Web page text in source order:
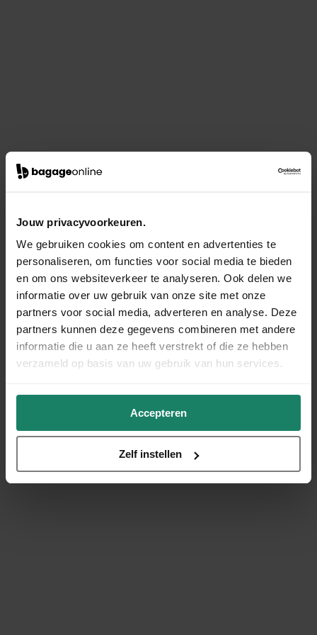
Jouw privacyvoorkeuren.
We gebruiken cookies om content en advertenties te
personaliseren, om functies voor social media te bieden
en om ons websiteverkeer te analyseren. Ook delen we
informatie over uw gebruik van onze site met onze
partners voor social media, adverteren en analyse. Deze
partners kunnen deze gegevens combineren met andere
informatie die u aan ze heeft verstrekt of die ze hebben
verzameld op basis van uw gebruik van hun services.
Accepteren
Zelf instellen